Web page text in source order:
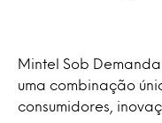
nos
Mintel Sob
uma combinação
consumidores,